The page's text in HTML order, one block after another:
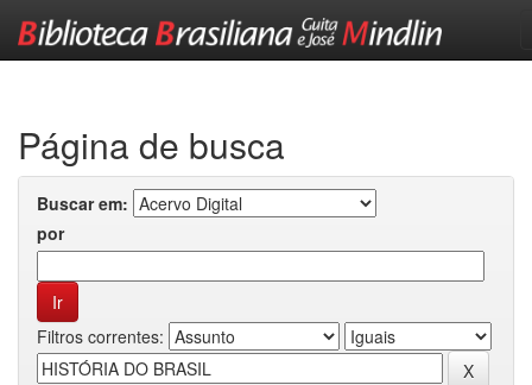
Página de busca
Buscar em:
por
Filtros correntes: